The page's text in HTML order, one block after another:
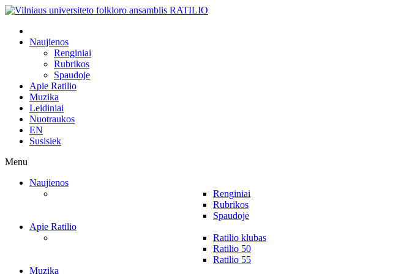
Naujienos
Renginiai
Rubrikos
Spaudoje
Apie Ratilio
Muzika
Leidiniai
Nuotraukos
EN
Susisiek
Menu
Naujienos
Renginiai
Rubrikos
Spaudoje
Apie Ratilio
Ratilio klubas
Ratilio 50
Ratilio 55
Muzika